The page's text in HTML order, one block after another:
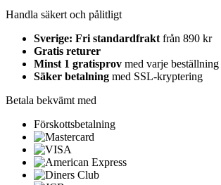
Handla säkert och pålitligt
Sverige: Fri standardfrakt från 890 kr
Gratis returer
Minst 1 gratisprov med varje beställning
Säker betalning med SSL-kryptering
Betala bekvämt med
Förskottsbetalning